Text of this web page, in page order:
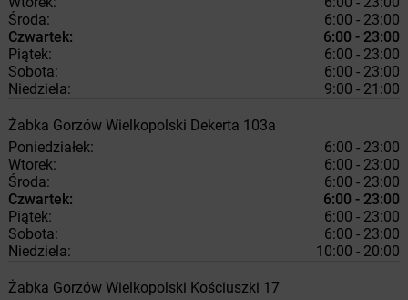
Środa:
6:00 - 23:00
Czwartek:
6:00 - 23:00
Piątek:
6:00 - 23:00
Sobota:
6:00 - 23:00
Niedziela:
9:00 - 21:00
Żabka Gorzów Wielkopolski Dekerta 103a
Poniedziałek:
6:00 - 23:00
Wtorek:
6:00 - 23:00
Środa:
6:00 - 23:00
Czwartek:
6:00 - 23:00
Piątek:
6:00 - 23:00
Sobota:
6:00 - 23:00
Niedziela:
10:00 - 20:00
Żabka Gorzów Wielkopolski Kościuszki 17